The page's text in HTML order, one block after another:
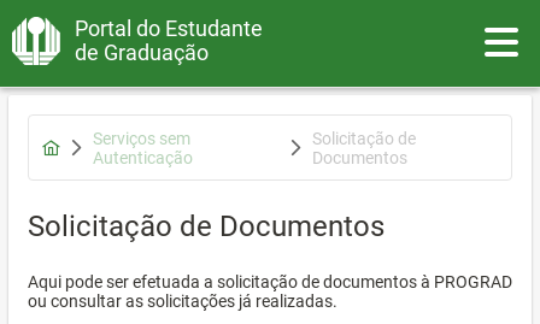
Portal do Estudante
de Graduação
Serviços sem
Autenticação
Solicitação de
Documentos
Solicitação de Documentos
Aqui pode ser efetuada a solicitação de documentos à PROGRAD
ou consultar as solicitações já realizadas.